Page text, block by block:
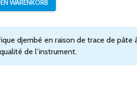
djembé en raison de trace de pâte
de l’instrument.